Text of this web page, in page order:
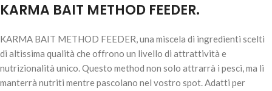
KARMA BAIT METHOD FEEDER – JOE CREAM
6,40€ 5 disponibili
KARMA BAIT METHOD FEEDER.
KARMA BAIT METHOD FEEDER, una miscela di ingredienti scelti
di altissima qualità che offrono un livello di attrattività e
nutrizionalità unico. Questo method non solo attrarrà i pesci, ma li
manterrà nutriti mentre pascolano nel vostro spot. Adatti per